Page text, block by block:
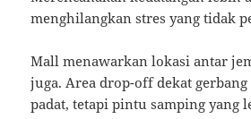
menghilangkan stres yang tidak
Mall menawarkan lokasi antar
juga. Area drop-off dekat
padat, tetapi pintu samping yang